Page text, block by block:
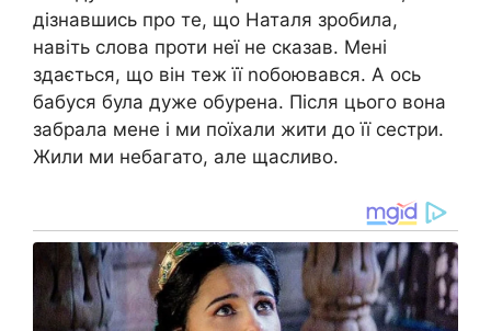
дізнавшись про те, що Наталя зробила,
навіть слова проти неї не сказав. Мені
здається, що він теж її nобоювався. А ось
бабуся була дуже обурена. Після цього вона
забpала мене і ми поїхали жити до її сестри.
Жили ми небагато, але щасливо.